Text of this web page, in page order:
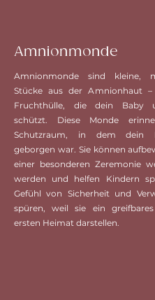
Amnionmonde
Amnionmonde sind kleine,
Stücke aus der Amnionhaut
Fruchthülle, die dein Baby
schützt. Diese Monde
Schutzraum, in dem dein
geborgen war. Sie können
einer besonderen Zeremonie
werden und helfen Kindern
Gefühl von Sicherheit und
spüren, weil sie ein
ersten Heimat darstellen.